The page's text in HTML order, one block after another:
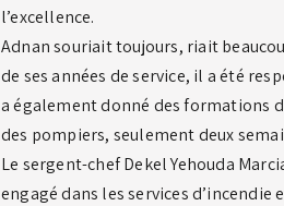
l’excellence.
Adnan souriait toujours, riait
de ses années de service, il a été
a également donné des formations
des pompiers, seulement deux
Le sergent-chef Dekel Yehouda
engagé dans les services d’incendie